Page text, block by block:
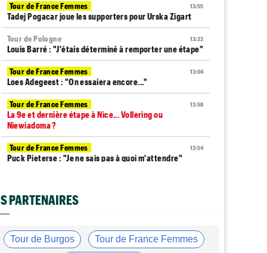
13:55
Tour de France Femmes
Tadej Pogacar joue les supporters pour Urska Zigart
13:22
Tour de Pologne
Louis Barré : "J'étais déterminé à remporter une étape"
13:04
Tour de France Femmes
Loes Adegeest : "On essaiera encore..."
12:58
Tour de France Femmes
La 9e et dernière étape à Nice... Vollering ou
Niewiadoma ?
12:54
Tour de France Femmes
Puck Pieterse : "Je ne sais pas à quoi m'attendre"
Tour de France Femmes
11:59
Tour d'Espagne
PARTENAIRES
Tour de Burgos Tour de France Femmes